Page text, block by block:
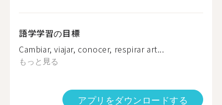
語学学習の目標
Cambiar, viajar, conocer, respirar art...
もっと見る
アプリをダウンロードする